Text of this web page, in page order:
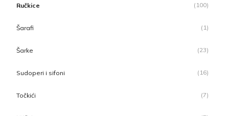
Ručkice (100)
Šarafi (1)
Šarke (23)
Sudoperi i sifoni (16)
Točkići (7)